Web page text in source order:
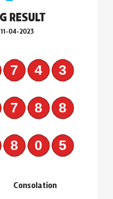
RESULT
11-04-2023
Consolation